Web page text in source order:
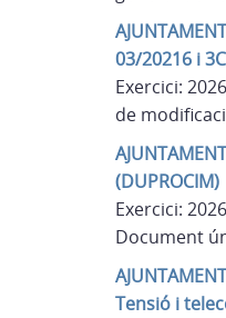
03/20216 i
Exercici:
de
(DUPROCIM)
Exercici:
Document
Tensió i